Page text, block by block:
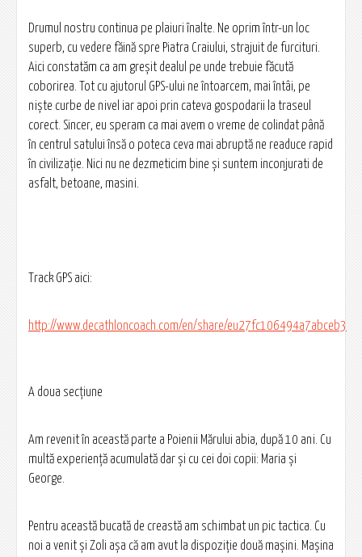
Drumul nostru continua pe plaiuri înalte. Ne oprim într-un loc
superb, cu vedere făină spre Piatra Craiului, strajuit de furcituri.
Aici constatăm ca am greșit dealul pe unde trebuie făcută
coborirea. Tot cu ajutorul GPS-ului ne întoarcem, mai întâi, pe
niște curbe de nivel iar apoi prin cateva gospodarii la traseul
corect. Sincer, eu speram ca mai avem o vreme de colindat până
în centrul satului însă o poteca ceva mai abruptă ne readuce rapid
în civilizație. Nici nu ne dezmeticim bine și suntem inconjurati de
asfalt, betoane, masini.
Track GPS aici:
http://www.decathloncoach.com/en/share/eu27fc106494a7abceb3
A doua secțiune
Am revenit în această parte a Poienii Mărului abia, după 10 ani. Cu
multă experiență acumulată dar și cu cei doi copii: Maria și
George.
Pentru această bucată de creastă am schimbat un pic tactica. Cu
noi a venit și Zoli așa că am avut la dispoziție două mașini. Mașina